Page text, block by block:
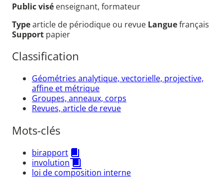
Public visé enseignant, formateur
Typearticle de périodique ou revue Languefrançais
Support papier
Classification
Géométries analytique, vectorielle, projective,
affine et métrique
Groupes, anneaux, corps
Revues, article de revue
Mots-clés
birapport
involution
loi de composition interne